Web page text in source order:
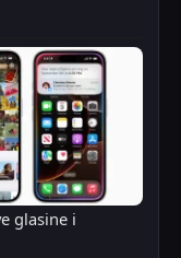
glasine i